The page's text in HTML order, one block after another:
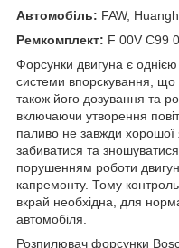
Автомобіль: FAW,
Ремкомплект: F 00V C99
Форсунки двигуна є
системи впорскування, що
також його дозування та
включаючи утворення
паливо не завжди хорошої
забиватися та
порушенням роботи
капремонту. Тому
вкрай необхідна, для
автомобіля.
Розпилювач форсунки